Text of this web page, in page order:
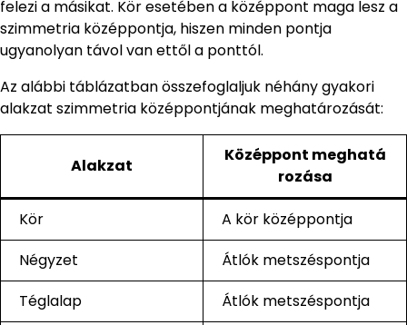
felezi a másikat. Kör esetében a középpont maga lesz a
szimmetria középpontja, hiszen minden pontja
ugyanolyan távol van ettől a ponttól.
Az alábbi táblázatban összefoglaljuk néhány gyakori
alakzat szimmetria középpontjának meghatározását:
Alakzat
Középpont meghatá
rozása
Kör
A kör középpontja
Négyzet
Átlók metszéspontja
Téglalap
Átlók metszéspontja